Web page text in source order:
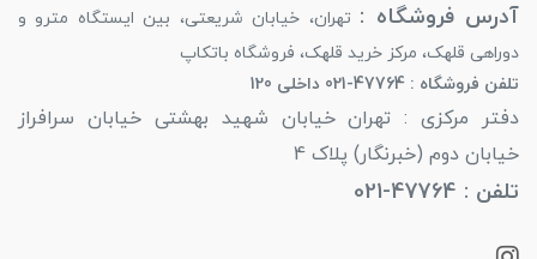
آدرس فروشگاه : تهران، خیابان شریعتی، بین ایستگاه مترو و
دوراهی قلهک، مرکز خرید قلهک، فروشگاه باتکاپ
تلفن فروشگاه : 47764-021 داخلی 120
دفتر مرکزی : تهران خیابان شهید بهشتی خیابان سرافراز
خیابان دوم (خبرنگار) پلاک 4
تلفن : 47764-021